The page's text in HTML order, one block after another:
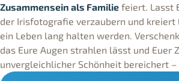
Zusammensein als Familie feiert. Lasst
der Irisfotografie verzaubern und kreiert
ein Leben lang halten werden.
das Eure Augen strahlen lässt und Euer
unvergleichlicher Schönheit bereichert –